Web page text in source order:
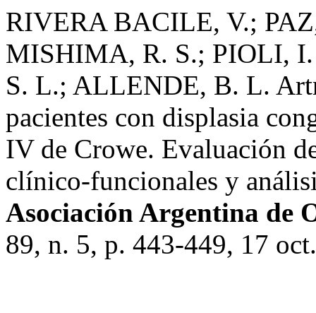
RIVERA BACILE, V.;
MISHIMA, R. S.; PIOLI,
S. L.; ALLENDE, B. L.
pacientes con displasia
IV de Crowe. Evaluación
clínico-funcionales y
Asociación Argentina de
89, n. 5, p. 443-449, 17